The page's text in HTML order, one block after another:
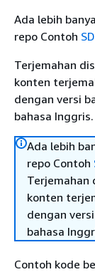
Ada lebih
repo Contoh
Terjemahan
konten
dengan versi
bahasa Inggris.
Ada lebih
repo Contoh
Terjemahan
konten
dengan
bahasa
Contoh kode